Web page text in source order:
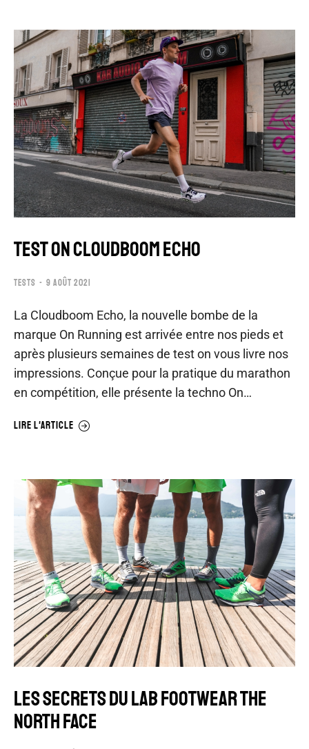
TEST ON CLOUDBOOM ECHO
TESTS 9 AOÛT 2021
La Cloudboom Echo, la nouvelle bombe de la
marque On Running est arrivée entre nos pieds et
après plusieurs semaines de test on vous livre nos
impressions. Conçue pour la pratique du marathon
en compétition, elle présente la techno On…
LIRE L'ARTICLE
LES SECRETS DU LAB FOOTWEAR THE
NORTH FACE